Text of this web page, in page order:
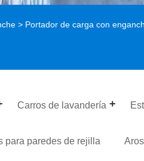
> Portador de carga con
Carros de lavandería
para paredes de rejilla